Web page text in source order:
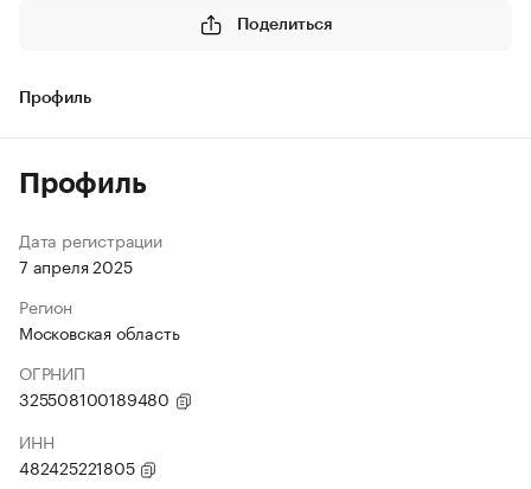
Поделиться
Профиль
Профиль
Дата регистрации
7 апреля 2025
Регион
Московская область
ОГРНИП
325508100189480
ИНН
482425221805